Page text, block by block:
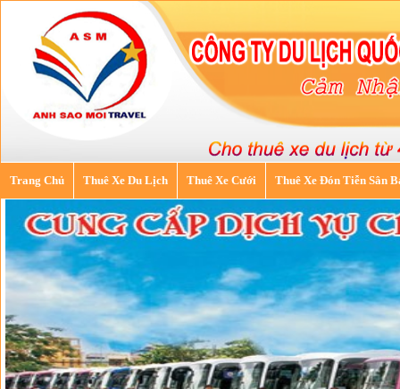
Trang Chủ Thuê Xe Du Lịch Thuê Xe Cưới Thuê Xe Đón Tiễn Sân